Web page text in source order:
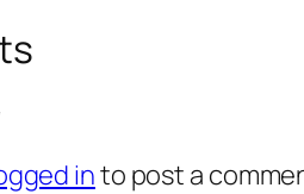
into post a